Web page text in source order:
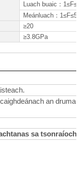
Luach buaic ：
Meánluach： 1≤F≤5
≥20
≥3.8GPa
an druma
sa tsonraíocht